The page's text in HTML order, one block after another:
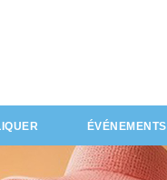
ÉVÉNEMENTS